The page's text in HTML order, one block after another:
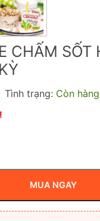
CHẤM SỐT
Tình trạng: Còn hàng
MUA NGAY